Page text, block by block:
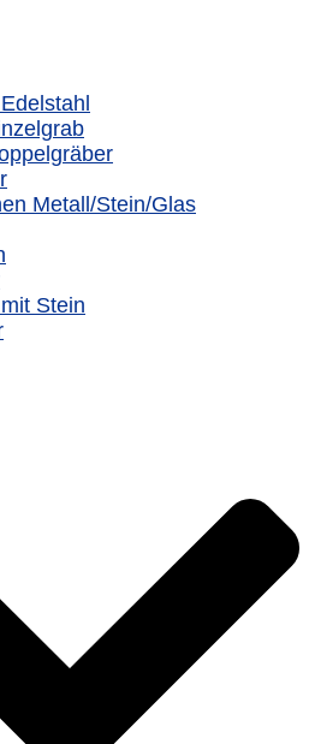
Metall/Stein/Glas
Stein